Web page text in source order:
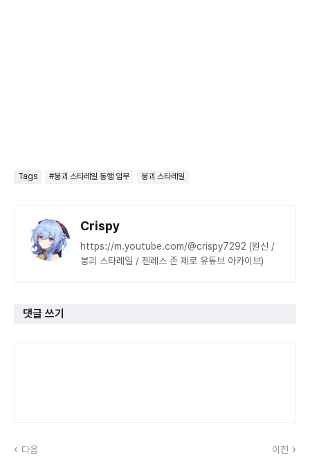
Tags #붕괴 스타레일 동행 임무 붕괴 스타레일
Crispy
https://m.youtube.com/@crispy7292 (원신 /
붕괴 스타레일 / 젠레스 존 제로 유튜브 아카이브)
댓글 쓰기
다음 이전